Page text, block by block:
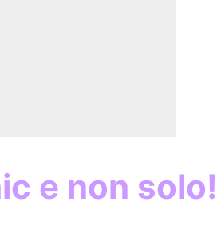
e non solo!